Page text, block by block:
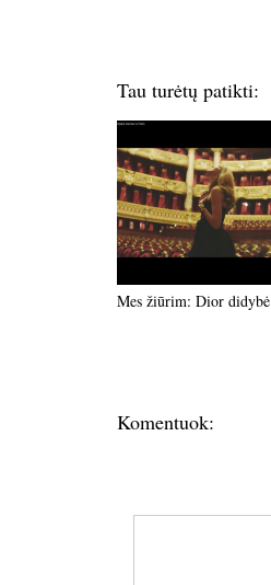
Tau turėtų patikti:
Mes žiūrim: Dior didybė
Komentuok: